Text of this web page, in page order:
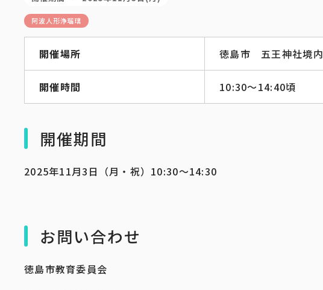
阿波人形浄瑠璃
開催場所 徳島市 五王神社境内
開催時間 10:30～14:40頃
開催期間
2025年11月3日（月・祝）10:30〜14:30
お問い合わせ
徳島市教育委員会